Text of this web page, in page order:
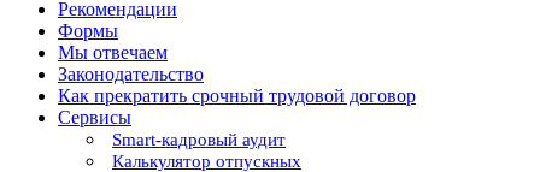
Рекомендации
Формы
Мы отвечаем
Законодательство
Как прекратить срочный трудовой договор
Сервисы
Smart-кадровый аудит
Калькулятор отпускных